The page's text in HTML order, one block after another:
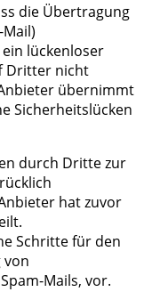
die Übertragung
lückenloser
Dritter nicht
übernimmt
Sicherheitslücken
durch Dritte zur
hat zuvor
Schritte für den
von
Mails, vor.